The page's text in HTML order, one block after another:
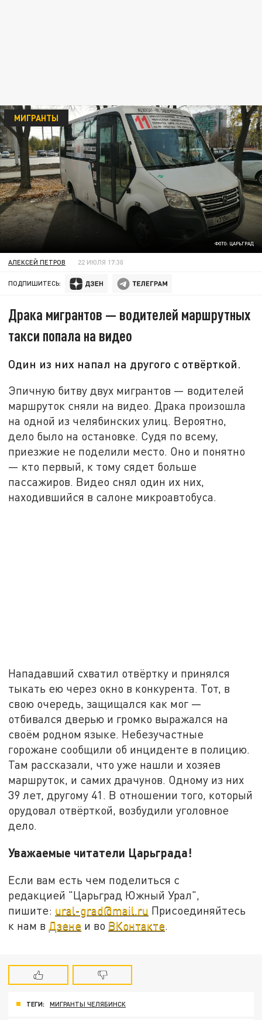
ФОТО: ЦАРЬГРАД
МИГРАНТЫ
АЛЕКСЕЙ ПЕТРОВ 22 ИЮЛЯ 17:30
ПОДПИШИТЕСЬ:
Драка мигрантов — водителей маршрутных
такси попала на видео
Один из них напал на другого с отвёрткой.
Эпичную битву двух мигрантов — водителей
маршруток сняли на видео. Драка произошла
на одной из челябинских улиц. Вероятно,
дело было на остановке. Судя по всему,
приезжие не поделили место. Оно и понятно
— кто первый, к тому сядет больше
пассажиров. Видео снял один их них,
находившийся в салоне микроавтобуса.
Нападавший схватил отвёртку и принялся
тыкать ею через окно в конкурента. Тот, в
свою очередь, защищался как мог —
отбивался дверью и громко выражался на
своём родном языке. Небезучастные
горожане сообщили об инциденте в полицию.
Там рассказали, что уже нашли и хозяев
маршруток, и самих драчунов. Одному из них
39 лет, другому 41. В отношении того, который
орудовал отвёрткой, возбудили уголовное
дело.
Уважаемые читатели Царьграда!
Если вам есть чем поделиться с
редакцией "Царьград Южный Урал",
пишите: ural-grad@mail.ru Присоединяйтесь
к нам в Дзене и во ВКонтакте.
ТЕГИ: МИГРАНТЫ ЧЕЛЯБИНСК